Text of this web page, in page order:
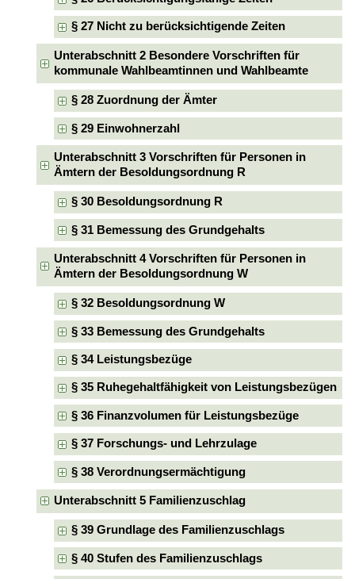
§ 27 Nicht zu berücksichtigende Zeiten
Unterabschnitt 2 Besondere Vorschriften für
kommunale Wahlbeamtinnen und Wahlbeamte
§ 28 Zuordnung der Ämter
§ 29 Einwohnerzahl
Unterabschnitt 3 Vorschriften für Personen in
Ämtern der Besoldungsordnung R
§ 30 Besoldungsordnung R
§ 31 Bemessung des Grundgehalts
Unterabschnitt 4 Vorschriften für Personen in
Ämtern der Besoldungsordnung W
§ 32 Besoldungsordnung W
§ 33 Bemessung des Grundgehalts
§ 34 Leistungsbezüge
§ 35 Ruhegehaltfähigkeit von Leistungsbezügen
§ 36 Finanzvolumen für Leistungsbezüge
§ 37 Forschungs- und Lehrzulage
§ 38 Verordnungsermächtigung
Unterabschnitt 5 Familienzuschlag
§ 39 Grundlage des Familienzuschlags
§ 40 Stufen des Familienzuschlags